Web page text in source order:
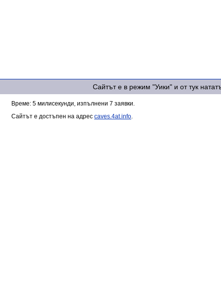
Сайтът е в режим "Уики" и от тук
Време: 5 милисекунди, изпълнени 7 заявки.
Сайтът е достъпен на адрес caves.4at.info.